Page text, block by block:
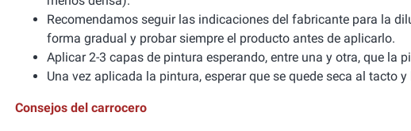
Recomendamos seguir las indicaciones del fabricante para la
forma gradual y probar siempre el producto antes de aplicarlo.
Aplicar 2-3 capas de pintura esperando, entre una y otra, que la
Una vez aplicada la pintura, esperar que se quede seca al tacto
Consejos del carrocero